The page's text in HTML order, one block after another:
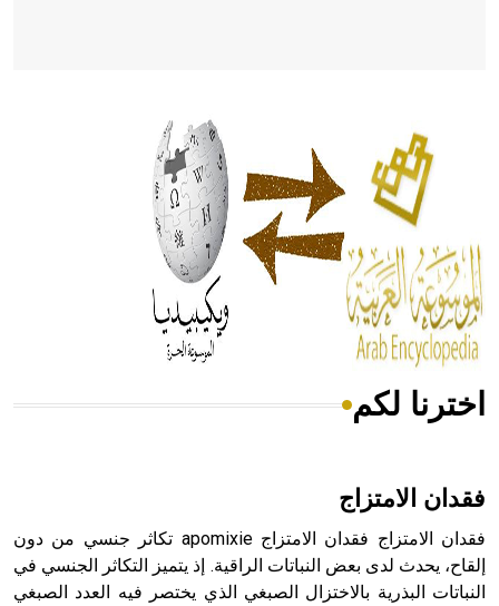
الحكم، الأدلة، تنظيم التغذية، ورسالته في جروح الرأس. ويعود
له الفضل بأنه حرر الطب من الدين والفلسفة.
- هل تعلم أن المرجان إفراز حيواني يتكون في البحر ويتركب
من مادة كربونات الكلسيوم، وهو أحمر أو شديد الحمرة وهو
أجود أنواعه، ويمتاز بكبر الحجم ويسمى الش
هل تعلم أن الأبسيد كلمة فرنسية اللفظ تم اعتمادها مصطلحاً
- هل تعلم أن أبجر Abgar اسم معروف جيداً يعود إلى عدد من
اخترنا لكم
فقدان الامتزاج
فقدان الامتزاج فقدان الامتزاج apomixie تكاثر جنسي من دون
إلقاح، يحدث لدى بعض النباتات الراقية. إذ يتميز التكاثر الجنسي في
النباتات البذرية بالاختزال الصبغي الذي يختصر فيه العدد الصبغي